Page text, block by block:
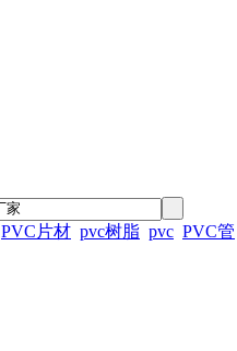
PVC片材 pvc树脂 pvc PVC管